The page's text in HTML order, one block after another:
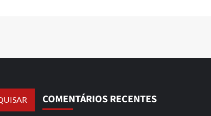
COMENTÁRIOS RECENTES